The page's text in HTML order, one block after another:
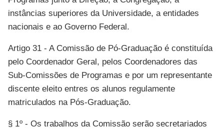
instâncias superiores da Universidade, a entidades
nacionais e ao Governo Federal.
Artigo 31 - A Comissão de Pó-Graduação é constituída
pelo Coordenador Geral, pelos Coordenadores das
Sub-Comissões de Programas e por um representante
discente eleito entres os alunos regulamente
matriculados na Pós-Graduação.
§ 1º - Os trabalhos da Comissão serão secretariados